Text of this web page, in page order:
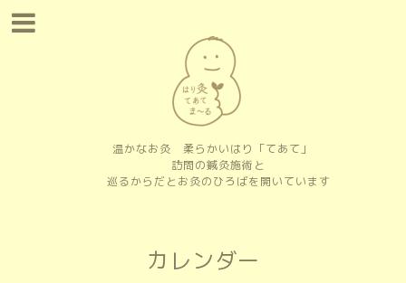
温かなお灸 柔らかいはり「てあて」
訪問の鍼灸施術と
巡るからだとお灸のひろばを開いています
カレンダー